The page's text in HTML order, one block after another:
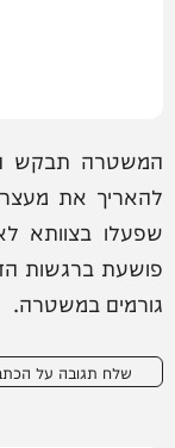
המשטרה תבקש
להאריך את
שפעלו בצוותא
פושעת ברגשות
גורמים במשטרה.
שלח תגובה על